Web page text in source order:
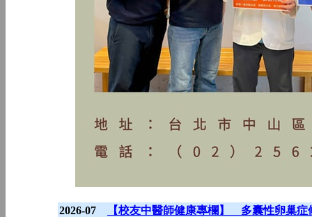
2026-07
【校友中醫師健康專欄】 多囊性卵巢症